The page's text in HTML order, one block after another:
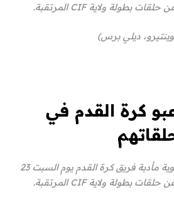
ديلي برس)
كرة القدم في
استضافت مدرسة بارستو الثانوية مأدبة فريق كرة القدم يوم السبت 23